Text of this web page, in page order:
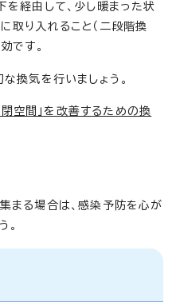
経由して、少し暖まった状
取り入れること（二段階換
です。
換気を行いましょう。
空間」を改善するための換
まる場合は、感染予防を心が
。